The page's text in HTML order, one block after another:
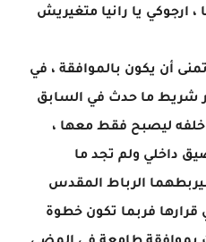
، ارجوكي يا رانيا متغيريش
أن يكون بالموافقة ، في
شريط ما حدث في السابق
خلفه ليصبح فقط معها ،
داخلي ولم تجد ما
الرباط المقدس
قرارها فربما تكون خطوة